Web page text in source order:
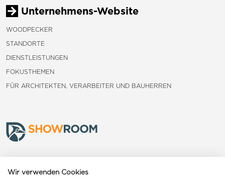
Unternehmens-Website
WOODPECKER
STANDORTE
DIENSTLEISTUNGEN
FOKUSTHEMEN
FÜR ARCHITEKTEN, VERARBEITER UND BAUHERREN
Wir verwenden Cookies